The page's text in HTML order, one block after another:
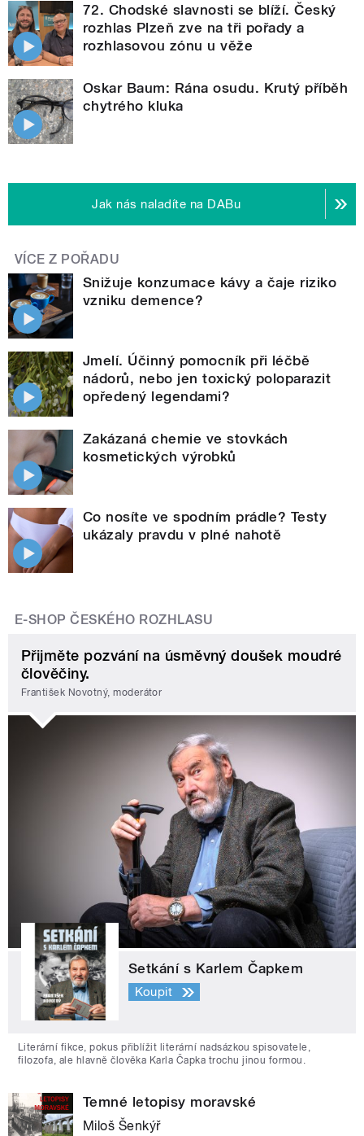
72. Chodské slavnosti se blíží. Český
rozhlas Plzeň zve na tři pořady a
rozhlasovou zónu u věže
Oskar Baum: Rána osudu. Krutý příběh
chytrého kluka
Jak nás naladíte na DABu
VÍCE Z POŘADU
Snižuje konzumace kávy a čaje riziko
vzniku demence?
Jmelí. Účinný pomocník při léčbě
nádorů, nebo jen toxický poloparazit
opředený legendami?
Zakázaná chemie ve stovkách
kosmetických výrobků
Co nosíte ve spodním prádle? Testy
ukázaly pravdu v plné nahotě
E-SHOP ČESKÉHO ROZHLASU
Přijměte pozvání na úsměvný doušek moudré
člověčiny.
František Novotný, moderátor
Setkání s Karlem Čapkem
Koupit
Literární fikce, pokus přiblížit literární nadsázkou spisovatele,
filozofa, ale hlavně člověka Karla Čapka trochu jinou formou.
Temné letopisy moravské
Miloš Šenkýř